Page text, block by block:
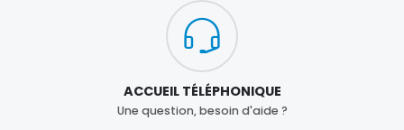
ACCUEIL TÉLÉPHONIQUE
Une question, besoin d'aide ?